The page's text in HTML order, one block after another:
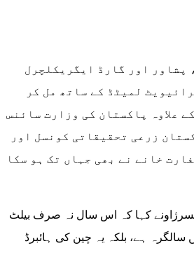
لمیٹڈ کے ساتھ مل کر
علاوہ پاکستان کی وزارت سائنس
زرعی تحقیقاتی کونسل اور
خانے نے بھی جہاں تک ہو سکا
کہا کہ اس سال نہ صرف بیلٹ
روڈ انیشیٹو کی 10 ویں سالگرہ ہے، بلکہ یہ چین کی ہائبرڈ